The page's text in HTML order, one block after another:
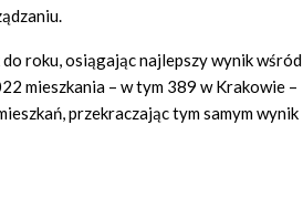
roku, osiągając najlepszy wynik wśród
mieszkania – w tym 389 w Krakowie –
przekraczając tym samym wynik